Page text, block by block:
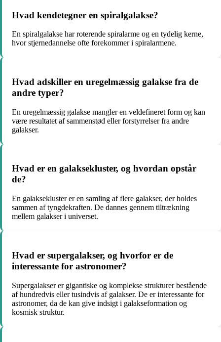
Hvad kendetegner en spiralgalakse?
En spiralgalakse har roterende spiralarme og en tydelig kerne,
hvor stjernedannelse ofte forekommer i spiralarmene.
Hvad adskiller en uregelmæssig galakse fra de
andre typer?
En uregelmæssig galakse mangler en veldefineret form og kan
være resultatet af sammenstød eller forstyrrelser fra andre
galakser.
Hvad er en galaksekluster, og hvordan opstår
de?
En galaksekluster er en samling af flere galakser, der holdes
sammen af tyngdekraften. De dannes gennem tiltrækning
mellem galakser i universet.
Hvad er supergalakser, og hvorfor er de
interessante for astronomer?
Supergalakser er gigantiske og komplekse strukturer bestående
af hundredvis eller tusindvis af galakser. De er interessante for
astronomer, da de kan give indsigt i galakseformation og
kosmisk struktur.